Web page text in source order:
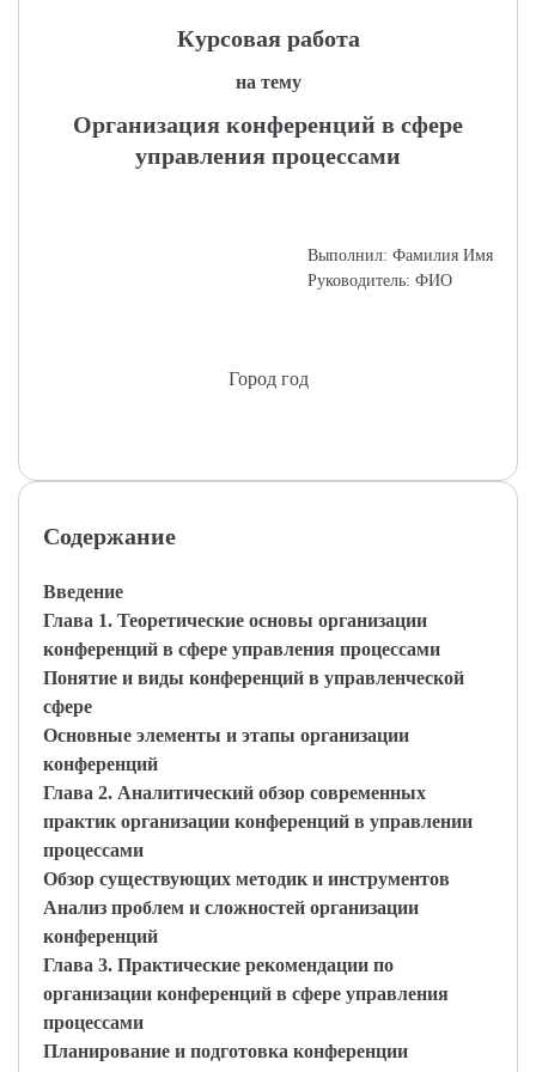
Курсовая работа
на тему
Организация конференций в сфере
управления процессами
Выполнил: Фамилия Имя
Руководитель: ФИО
Город год
Содержание
Введение
Глава 1. Теоретические основы организации
конференций в сфере управления процессами
Понятие и виды конференций в управленческой
сфере
Основные элементы и этапы организации
конференций
Глава 2. Аналитический обзор современных
практик организации конференций в управлении
процессами
Обзор существующих методик и инструментов
Анализ проблем и сложностей организации
конференций
Глава 3. Практические рекомендации по
организации конференций в сфере управления
процессами
Планирование и подготовка конференции